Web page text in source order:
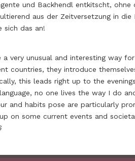
und Backhendl entkitscht, ohne
aus der Zeitversetzung in
sich das an!
a very unusual and interesting way
countries, they introduce
this leads right up to the
no one lives the way I do
and habits pose are particularly
on some current events and